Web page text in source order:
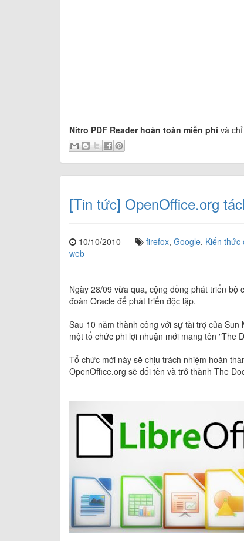
Nitro PDF Reader hoàn toàn miễn phí và
[Tin tức] OpenOffice.org
10/10/2010 firefox, Google, Kiến thức
web
Ngày 28/09 vừa qua, cộng đồng phát triển
đoàn Oracle để phát triển độc lập.
Sau 10 năm thành công với sự tài trợ của
một tổ chức phi lợi nhuận mới mang tên "The
Tổ chức mới này sẽ chịu trách nhiệm hoàn
OpenOffice.org sẽ đổi tên và trở thành The